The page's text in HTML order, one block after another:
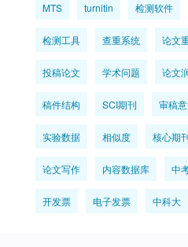
MTS turnitin 检测软件
检测工具 查重系统 论文
投稿论文 学术问题 论文
稿件结构 SCI期刊 审稿
实验数据 相似度 核心期
论文写作 内容数据库 中
开发票 电子发票 中科大